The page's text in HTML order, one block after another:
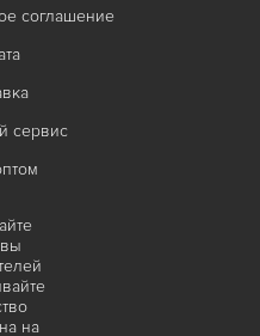
соглашение
сервис